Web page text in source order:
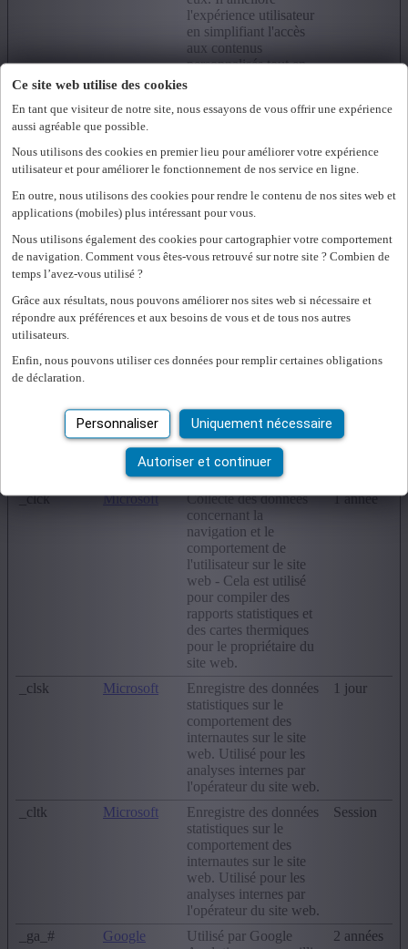
Ce site web utilise des cookies
En tant que visiteur de notre site, nous essayons de vous offrir une expérience
aussi agréable que possible.
Nous utilisons des cookies en premier lieu pour améliorer votre expérience
utilisateur et pour améliorer le fonctionnement de nos service en ligne.
En outre, nous utilisons des cookies pour rendre le contenu de nos sites web et
applications (mobiles) plus intéressant pour vous.
Nous utilisons également des cookies pour cartographier votre comportement
de navigation. Comment vous êtes-vous retrouvé sur notre site ? Combien de
temps l’avez-vous utilisé ?
Grâce aux résultats, nous pouvons améliorer nos sites web si nécessaire et
répondre aux préférences et aux besoins de vous et de tous nos autres
utilisateurs.
Enfin, nous pouvons utiliser ces données pour remplir certaines obligations
de déclaration.
Personnaliser Uniquement nécessaire
Autoriser et continuer
l'expérience utilisateur
en simplifiant l'accès
aux contenus
personnalisés tout en
réglementations sur la
Les cookies statistiques (13)
Les cookies statistiques aident un propriétaire d’un site web
à comprendre comment les visiteurs utilisent le site web en
collectant et en signalant des données.
Nom Fournisseur Finalité
Durée
maximale
__utmz
l'utilisateur, le moteur de
recherche, le lien cliqué
et le critère de recherche
utilisés. Utilisé par
Google Analytics.
_clck Microsoft
Collecte des données
concernant la
navigation et le
comportement de
l'utilisateur sur le site
web - Cela est utilisé
pour compiler des
rapports statistiques et
des cartes thermiques
pour le propriétaire du
site web.
1 année
_clsk Microsoft
Enregistre des données
statistiques sur le
comportement des
internautes sur le site
web. Utilisé pour les
analyses internes par
l'opérateur du site web.
1 jour
_cltk Microsoft
Enregistre des données
statistiques sur le
comportement des
internautes sur le site
web. Utilisé pour les
analyses internes par
l'opérateur du site web.
Session
_ga_# Google
Utilisé par Google
2 années